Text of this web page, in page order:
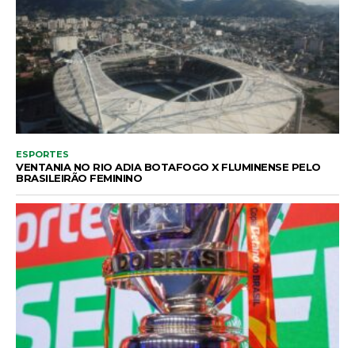
ESPORTES
VENTANIA NO RIO ADIA BOTAFOGO X FLUMINENSE PELO
BRASILEIRÃO FEMININO